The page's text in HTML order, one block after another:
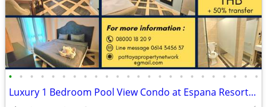
• • • • • • • • • • • • • • • • • • • • • • • •
Luxury 1 Bedroom Pool View Condo at Espana Resort Jomtien